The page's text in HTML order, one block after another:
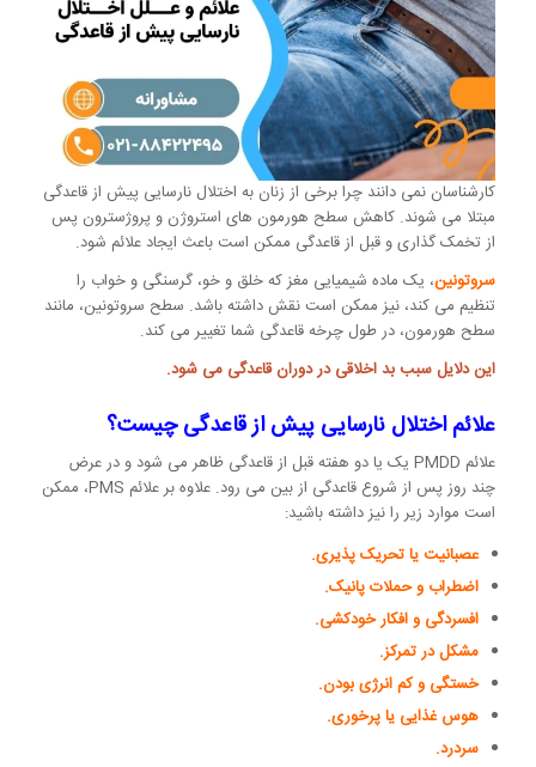
کارشناسان نمی دانند چرا برخی از زنان به اختلال نارسایی پیش از قاعدگی
مبتلا می شوند. کاهش سطح هورمون های استروژن و پروژسترون پس
از تخمک گذاری و قبل از قاعدگی ممکن است باعث ایجاد علائم شود.
سروتونین، یک ماده شیمیایی مغز که خلق و خو، گرسنگی و خواب را
تنظیم می کند، نیز ممکن است نقش داشته باشد. سطح سروتونین، مانند
سطح هورمون، در طول چرخه قاعدگی شما تغییر می کند.
این دلایل سبب بد اخلاقی در دوران قاعدگی می شود.
علائم اختلال نارسایی پیش از قاعدگی چیست؟
علائم PMDD یک یا دو هفته قبل از قاعدگی ظاهر می شود و در عرض
چند روز پس از شروع قاعدگی از بین می رود. علاوه بر علائم PMS، ممکن
است موارد زیر را نیز داشته باشید:
عصبانیت یا تحریک پذیری.
اضطراب و حملات پانیک.
افسردگی و افکار خودکشی.
مشکل در تمرکز.
خستگی و کم انرژی بودن.
هوس غذایی یا پرخوری.
سردرد.